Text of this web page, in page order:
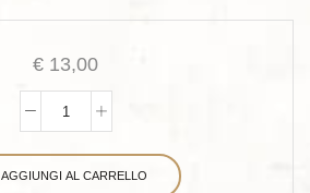
€ 13,00
Francescanesimo
al
femminile
AGGIUNGI AL CARRELLO